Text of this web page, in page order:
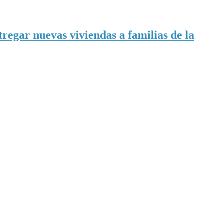
nuevas viviendas a familias de la